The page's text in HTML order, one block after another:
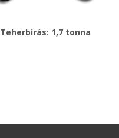
Teherbírás: 1,7 tonna